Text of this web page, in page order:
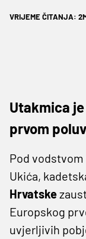
VRIJEME ČITANJA:
Utakmica
prvom
Pod
Ukića,
Hrvatske
Europskog
uvjerljivih